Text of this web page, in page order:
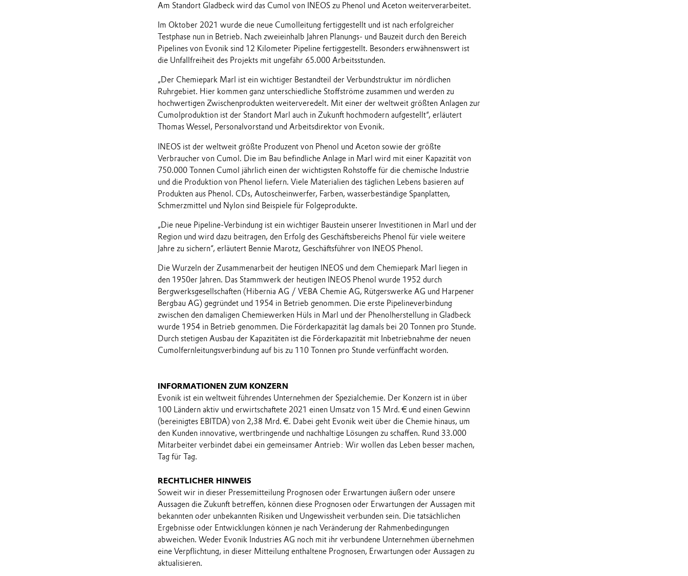
Am Standort Gladbeck wird das Cumol von INEOS zu Phenol und Aceton weiterverarbeitet.
Im Oktober 2021 wurde die neue Cumolleitung fertiggestellt und ist nach erfolgreicher
Testphase nun in Betrieb. Nach zweieinhalb Jahren Planungs- und Bauzeit durch den Bereich
Pipelines von Evonik sind 12 Kilometer Pipeline fertiggestellt. Besonders erwähnenswert ist
die Unfallfreiheit des Projekts mit ungefähr 65.000 Arbeitsstunden.
„Der Chemiepark Marl ist ein wichtiger Bestandteil der Verbundstruktur im nördlichen
Ruhrgebiet. Hier kommen ganz unterschiedliche Stoffströme zusammen und werden zu
hochwertigen Zwischenprodukten weiterveredelt. Mit einer der weltweit größten Anlagen zur
Cumolproduktion ist der Standort Marl auch in Zukunft hochmodern aufgestellt“, erläutert
Thomas Wessel, Personalvorstand und Arbeitsdirektor von Evonik.
INEOS ist der weltweit größte Produzent von Phenol und Aceton sowie der größte
Verbraucher von Cumol. Die im Bau befindliche Anlage in Marl wird mit einer Kapazität von
750.000 Tonnen Cumol jährlich einen der wichtigsten Rohstoffe für die chemische Industrie
und die Produktion von Phenol liefern. Viele Materialien des täglichen Lebens basieren auf
Produkten aus Phenol. CDs, Autoscheinwerfer, Farben, wasserbeständige Spanplatten,
Schmerzmittel und Nylon sind Beispiele für Folgeprodukte.
„Die neue Pipeline-Verbindung ist ein wichtiger Baustein unserer Investitionen in Marl und der
Region und wird dazu beitragen, den Erfolg des Geschäftsbereichs Phenol für viele weitere
Jahre zu sichern“, erläutert Bennie Marotz, Geschäftsführer von INEOS Phenol.
Die Wurzeln der Zusammenarbeit der heutigen INEOS und dem Chemiepark Marl liegen in
den 1950er Jahren. Das Stammwerk der heutigen INEOS Phenol wurde 1952 durch
Bergwerksgesellschaften (Hibernia AG / VEBA Chemie AG, Rütgerswerke AG und Harpener
Bergbau AG) gegründet und 1954 in Betrieb genommen. Die erste Pipelineverbindung
zwischen den damaligen Chemiewerken Hüls in Marl und der Phenolherstellung in Gladbeck
wurde 1954 in Betrieb genommen. Die Förderkapazität lag damals bei 20 Tonnen pro Stunde.
Durch stetigen Ausbau der Kapazitäten ist die Förderkapazität mit Inbetriebnahme der neuen
Cumolfernleitungsverbindung auf bis zu 110 Tonnen pro Stunde verfünffacht worden.
INFORMATIONEN ZUM KONZERN
Evonik ist ein weltweit führendes Unternehmen der Spezialchemie. Der Konzern ist in über
100 Ländern aktiv und erwirtschaftete 2021 einen Umsatz von 15 Mrd. € und einen Gewinn
(bereinigtes EBITDA) von 2,38 Mrd. €. Dabei geht Evonik weit über die Chemie hinaus, um
den Kunden innovative, wertbringende und nachhaltige Lösungen zu schaffen. Rund 33.000
Mitarbeiter verbindet dabei ein gemeinsamer Antrieb: Wir wollen das Leben besser machen,
Tag für Tag.
RECHTLICHER HINWEIS
Soweit wir in dieser Pressemitteilung Prognosen oder Erwartungen äußern oder unsere
Aussagen die Zukunft betreffen, können diese Prognosen oder Erwartungen der Aussagen mit
bekannten oder unbekannten Risiken und Ungewissheit verbunden sein. Die tatsächlichen
Ergebnisse oder Entwicklungen können je nach Veränderung der Rahmenbedingungen
abweichen. Weder Evonik Industries AG noch mit ihr verbundene Unternehmen übernehmen
eine Verpflichtung, in dieser Mitteilung enthaltene Prognosen, Erwartungen oder Aussagen zu
aktualisieren.